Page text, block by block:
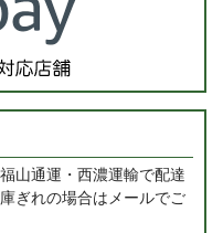
山通運・西濃運輸で配達
ぎれの場合はメールでご